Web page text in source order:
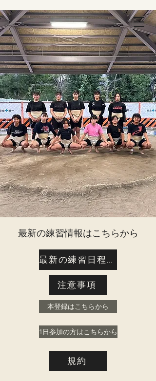
​最新の練習情報はこちらから
最新の練習日程はこちら
注意事項
本登録はこちらから
1日参加の方はこちらから
規約